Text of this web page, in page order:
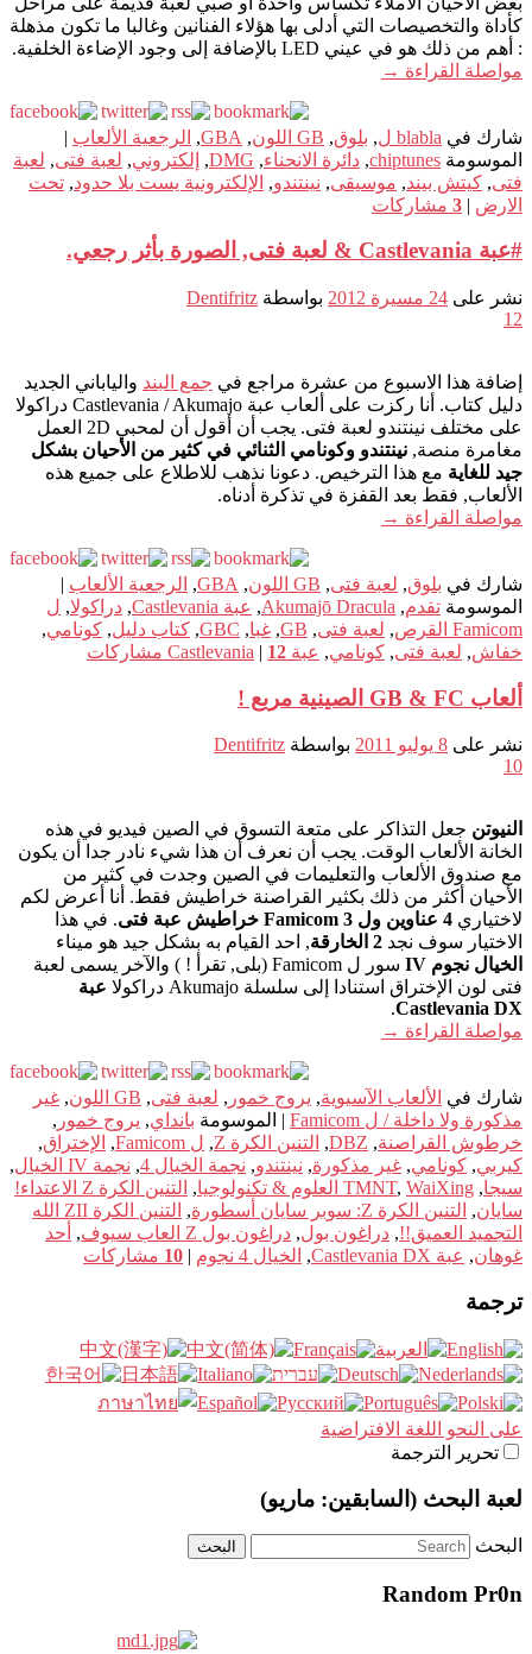
كأداة والتخصيصات التي أدلى بها هؤلاء الفنانين وغالبا ما تكون مذهلة
: أهم من ذلك هو في عيني LED بالإضافة إلى وجود الإضاءة الخلفية.
مواصلة القراءة →
شارك في blabla ل , بلوق, GB اللون ,
GBA
, الرجعية الألعاب |
الموسومة chiptunes
, دائرة الانحناء,
DMG
, إلكتروني, لعبة فتى, لعبة
فتى, كيتش بيند, موسيقى, نينتندو, الإلكترونية يست بلا حدود, تحت
الارض |
3 مشاركات
#عبة Castlevania & لعبة فتى, الصورة بأثر رجعي.
نشر على 24 مسيرة 2012 بواسطة Dentifritz
12
إضافة هذا الاسبوع من عشرة مراجع في جمع البند والياباني الجديد
دليل كتاب. أنا ركزت على ألعاب عبة Castlevania / Akumajo دراكولا
على مختلف نينتندو لعبة فتى. يجب أن أقول أن لمحبي 2D العمل
مغامرة منصة, نينتندو وكونامي الثنائي في كثير من الأحيان بشكل
جيد للغاية مع هذا الترخيص. دعونا نذهب للاطلاع على جميع هذه
الألعاب, فقط بعد القفزة في تذكرة أدناه.
مواصلة القراءة →
شارك في بلوق, لعبة فتى, GB اللون ,
GBA
, الرجعية الألعاب |
الموسومة تقدم,
Akumajō Dracula
, عبة Castlevania , دراكولا, ل
Famicom القرص
, لعبة فتى,
GB
, غبا,
GBC
, كتاب دليل, كونامي,
خفاش, لعبة فتى, كونامي, عبة Castlevania | 12 مشاركات
ألعاب GB & FC الصينية مربع !
نشر على 8 يوليو 2011 بواسطة Dentifritz
10
النيوتن جعل التذاكر على متعة التسوق في الصين فيديو في هذه
الخانة الألعاب الوقت. يجب أن نعرف أن هذا شيء نادر جدا أن يكون
مع صندوق الألعاب والتعليمات في الصين وجدت في كثير من
الأحيان أكثر من ذلك بكثير القراصنة خراطيش فقط. أنا أعرض لكم
لاختياري 4 عناوين ول Famicom 3 خراطيش عبة فتى
. في هذا
الاختيار سوف نجد 2 الخارقة
, احد القيام به بشكل جيد هو ميناء
الخيال نجوم IV
سور ل Famicom (بلى, تقرأ ! ) والآخر يسمى لعبة
فتى لون الإختراق استنادا إلى سلسلة Akumajo دراكولا
عبة
Castlevania DX
.
مواصلة القراءة →
شارك في الألعاب الآسيوية, يروج خمور , لعبة فتى, GB اللون , غير
مذكورة ولا داخلة / ل Famicom
| الموسومة بانداي, يروج خمور ,
خرطوش القراصنة,
DBZ
, التنين الكرة Z , ل Famicom , الإختراق,
كيربي, كونامي, غير مذكورة, نينتندو, نجمة الخيال 4 , نجمة IV الخيال
,
سيجا,
TMNT, WaiXing العلوم & تكنولوجيا ,
التنين الكرة Z الاعتداء!
سايان, التنين الكرة Z: سوبر سايان أسطورة ,
التنين الكرة ZII الله
التجميد العميق!!, دراغون بول, دراغون بول Z العاب سيوف , أحد
غوهان, عبة Castlevania DX , الخيال 4 نجوم |
10 مشاركات
ترجمة
على النحو اللغة الافتراضية
تحرير الترجمة
لعبة البحث (السابقين: ماريو)
البحث
Random Pr0n